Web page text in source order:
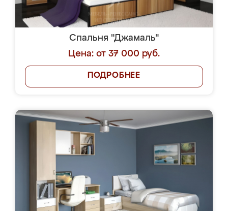
Спальня "Джамаль"
Цена: от 37 000 руб.
ПОДРОБНЕЕ